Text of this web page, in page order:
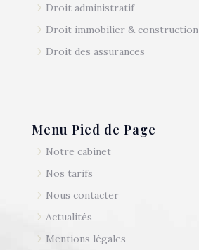
5 Droit administratif
5 Droit immobilier & construction
5 Droit des assurances
Menu Pied de Page
5 Notre cabinet
5 Nos tarifs
5 Nous contacter
5 Actualités
5 Mentions légales